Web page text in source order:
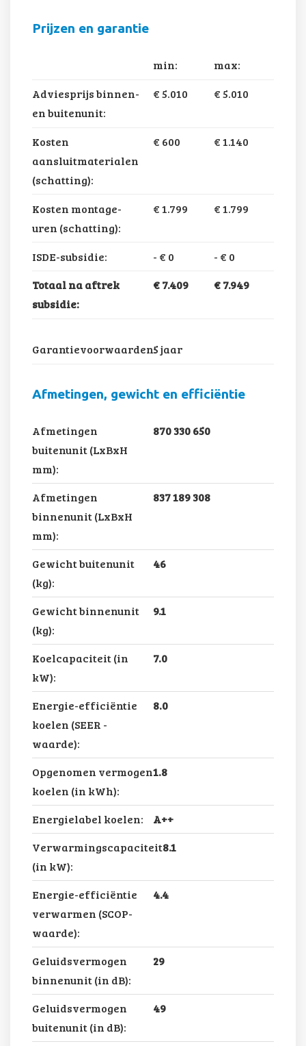
Prijzen en garantie
min:
max:
Adviesprijs binnen-
en buitenunit:
€ 5.010 € 5.010
Kosten
aansluitmaterialen
(schatting):
€ 600 € 1.140
Kosten montage-
uren (schatting):
€ 1.799 € 1.799
ISDE-subsidie: - € 0 - € 0
Totaal na aftrek
subsidie:
€ 7.409 € 7.949
Garantievoorwaarden:5 jaar
Afmetingen, gewicht en efficiëntie
Afmetingen
buitenunit (LxBxH
mm):
870 330 650
Afmetingen
binnenunit (LxBxH
mm):
837 189 308
Gewicht buitenunit
(kg):
46
Gewicht binnenunit
(kg):
9.1
Koelcapaciteit (in
kW):
7.0
Energie-efficiëntie
koelen (SEER -
waarde):
8.0
Opgenomen vermogen
koelen (in kWh):
1.8
Energielabel koelen:
A++
Verwarmingscapaciteit
(in kW):
8.1
Energie-efficiëntie
verwarmen (SCOP-
waarde):
4.4
Geluidsvermogen
binnenunit (in dB):
29
Geluidsvermogen
buitenunit (in dB):
49